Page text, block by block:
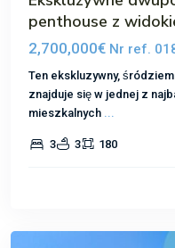
penthouse z
2,700,000€ Nr ref.
Ten ekskluzywny,
znajduje się w jednej z
mieszkalnych ...
3 3 180